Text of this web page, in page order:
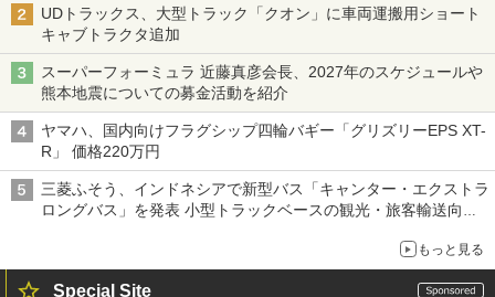
UDトラックス、大型トラック「クオン」に車両運搬用ショート
キャブトラクタ追加
スーパーフォーミュラ 近藤真彦会長、2027年のスケジュールや
熊本地震についての募金活動を紹介
ヤマハ、国内向けフラグシップ四輪バギー「グリズリーEPS XT-
R」 価格220万円
三菱ふそう、インドネシアで新型バス「キャンター・エクストラ
ロングバス」を発表 小型トラックベースの観光・旅客輸送向け
もっと見る
Special Site